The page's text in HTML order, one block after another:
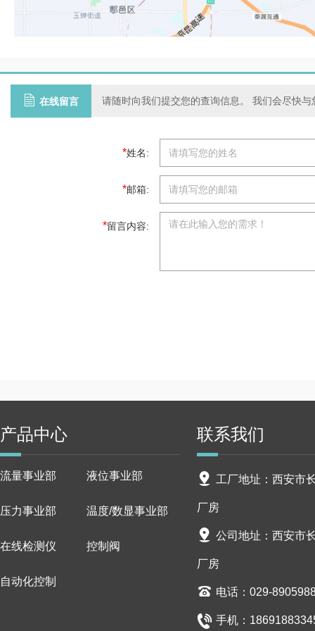
在线留言 请随时向我们提交您的查询信息。 我们会尽快与
*姓名:
*邮箱:
*留言内容:
产品中心
流量事业部 液位事业部
压力事业部 温度/数显事业部
在线检测仪 控制阀
自动化控制
联系我们
工厂地址：西安市
厂房
公司地址：西安市
厂房
电话：029-
手机：